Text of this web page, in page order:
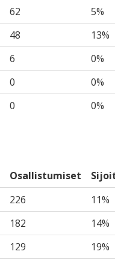
62
5%
48
13%
6
0%
0
0%
0 0%
Osallistumiset
226
11%
182
14%
129
19%